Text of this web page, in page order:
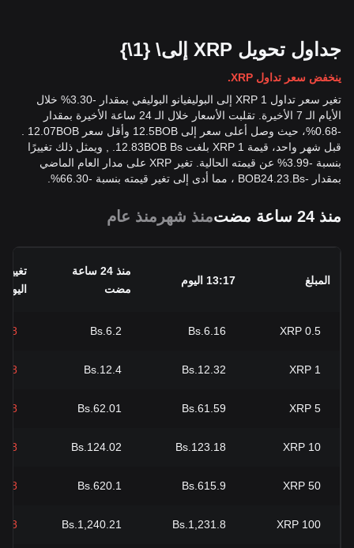
جداول تحويل XRP إلى\ {1\}
ينخفض سعر تداول XRP.
تغير سعر تداول 1 XRP إلى البوليفيانو البوليفي بمقدار -3.30% خلال
الأيام الـ 7 الأخيرة. تقلبت الأسعار خلال الـ 24 ساعة الأخيرة بمقدار
قبل شهر واحد، قيمة 1 XRP بلغت 12.83BOB Bs. , ويمثل ذلك تغييرًا
بنسبة -3.99% عن قيمته الحالية. تغير XRP على مدار العام الماضي
بمقدار -
Bs.
24.23
BOB ، مما أدى إلى تغير قيمته بنسبة -66.30%.
منذ 24 ساعة مضت منذ شهر منذ عام
المبلغ 13:17 اليوم
منذ 24 ساعة
مضت
اليوم
0.5
XRP
Bs.6.16
Bs.6.2
1
XRP
Bs.12.32
Bs.12.4
5
XRP
Bs.61.59
Bs.62.01
10
XRP
Bs.123.18
Bs.124.02
50
XRP
Bs.615.9
Bs.620.1
100
XRP
Bs.1,231.8
Bs.1,240.21